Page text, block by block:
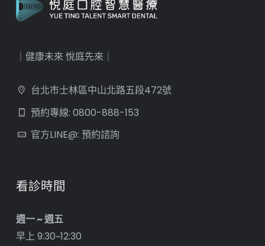
｜健康未來 悅庭先來｜
台北市士林區中山北路五段472號
預約專線: 0800-888-153
官方LINE@: 預約諮詢
看診時間
週一 ~ 週五
早上 9:30~12:30